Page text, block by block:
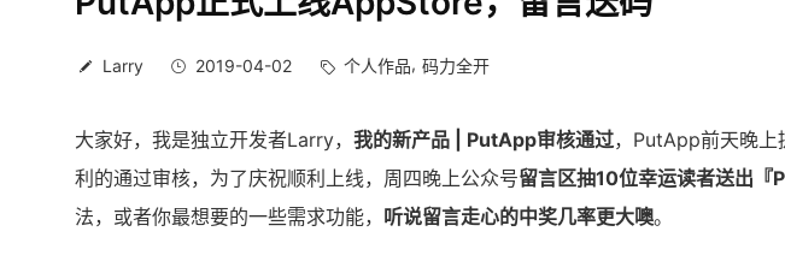
Larry 2019-04-02 个人作品 码力全开
大家好，我是独立开发者Larry， 我的新产品 | PutApp审核通过，PutApp前天晚上
利的通过审核，为了庆祝顺利上线，周四晚上公众号留言区抽10位幸运读者送出『
法，或者你最想要的一些需求功能， 听说留言走心的中奖几率更大噢。